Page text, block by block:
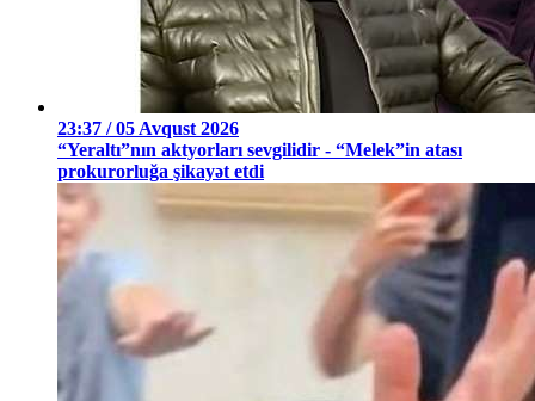
23:37 / 05 Avqust 2026
“Yeraltı”nın aktyorları sevgilidir - “Melek”in atası
prokurorluğa şikayət etdi